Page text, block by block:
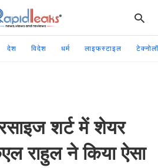
देश विदेश धर्म लाइफस्टाइल
शर्ट में शेयर
राहुल ने किया ऐसा